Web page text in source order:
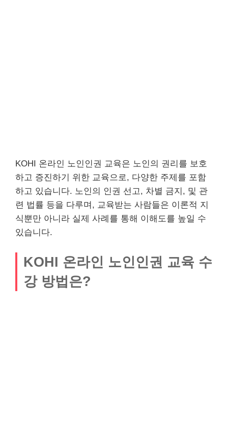
KOHI 온라인 노인인권 교육은 노인의 권리를 보호
하고 증진하기 위한 교육으로, 다양한 주제를 포함
하고 있습니다. 노인의 인권 선고, 차별 금지, 및 관
련 법률 등을 다루며, 교육받는 사람들은 이론적 지
식뿐만 아니라 실제 사례를 통해 이해도를 높일 수
있습니다.
KOHI 온라인 노인인권 교육 수
강 방법은?